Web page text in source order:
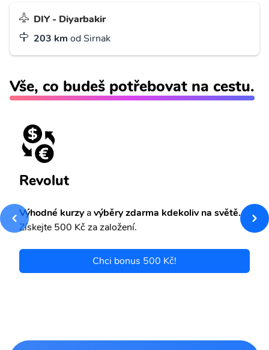
DIY - Diyarbakir
203 km od Sirnak
Vše, co budeš potřebovat na cestu.
Revolut
Výhodné kurzyavýběry zdarma kdekoliv na světě.
Získejte 500 Kč za založení.
Chci bonus 500 Kč!